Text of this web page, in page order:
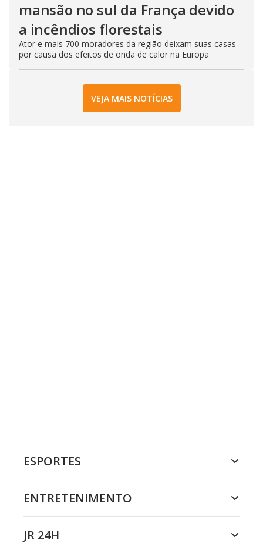
mansão no sul da França devido
a incêndios florestais
Ator e mais 700 moradores da região deixam suas casas
por causa dos efeitos de onda de calor na Europa
VEJA MAIS NOTÍCIAS
ESPORTES
ENTRETENIMENTO
JR 24H